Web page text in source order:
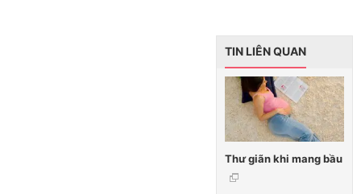
TIN LIÊN QUAN
Thư giãn khi mang bầu